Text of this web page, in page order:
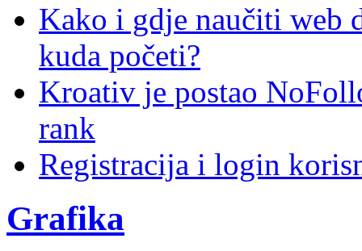
Kako i gdje naučiti web
kuda početi?
Kroativ je postao
rank
Registracija i login
Grafika